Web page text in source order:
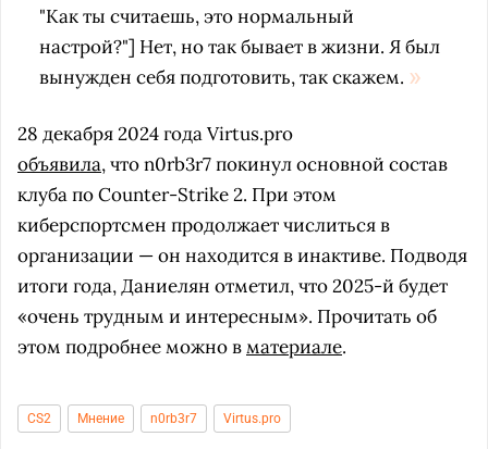
"Как ты считаешь, это нормальный
настрой?"] Нет, но так бывает в жизни. Я был
вынужден себя подготовить, так скажем.
28 декабря 2024 года Virtus.pro
объявила, что n0rb3r7 покинул основной состав
клуба по Counter-Strike 2. При этом
киберспортсмен продолжает числиться в
организации — он находится в инактиве. Подводя
итоги года, Даниелян отметил, что 2025-й будет
«очень трудным и интересным». Прочитать об
этом подробнее можно вматериале.
CS2 Мнение n0rb3r7 Virtus.pro